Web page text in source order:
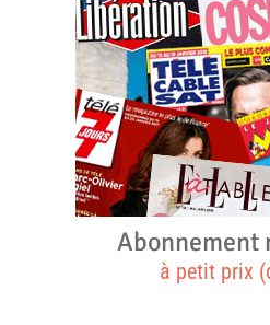
Abonnement
à petit prix